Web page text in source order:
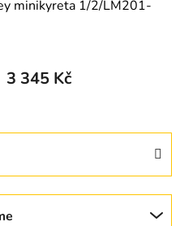
minikyreta 1/2/LM201-
3 345 Kč